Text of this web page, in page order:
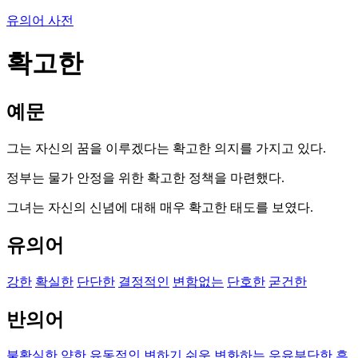
유의어 사전
확고한
예문
그는 자신의 꿈을 이루겠다는 확고한 의지를 가지고 있다.
정부는 물가 안정을 위한 확고한 정책을 마련했다.
그녀는 자신의 신념에 대해 매우 확고한 태도를 보였다.
유의어
강한 확실한 단단한 결정적인 변함없는 단호한 굳건한
반의어